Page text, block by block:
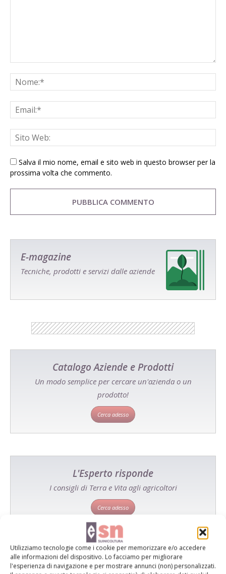
Utilizziamo tecnologie come i cookie per memorizzare e/o accedere
alle informazioni del dispositivo. Lo facciamo per migliorare
l'esperienza di navigazione e per mostrare annunci (non) personalizzati.
Salva il mio nome, email e sito web in questo browser per la
prossima volta che commento.
E-magazine
Tecniche, prodotti e servizi dalle aziende
Catalogo Aziende e Prodotti
Un modo semplice per cercare un'azienda o un
prodotto!
Cerca adesso
L'Esperto risponde
I consigli di Terra e Vita agli agricoltori
Cerca adesso